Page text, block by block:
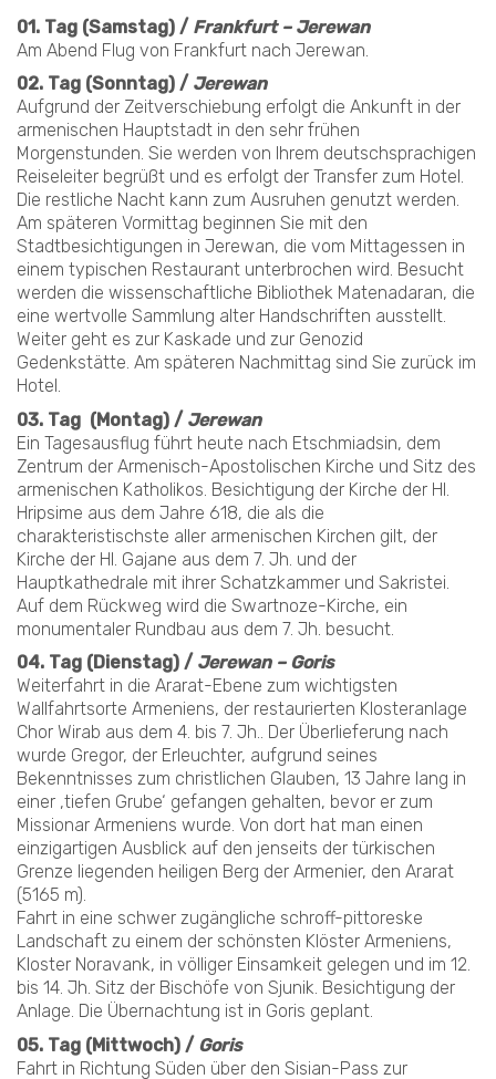
01. Tag (Samstag) / Frankfurt – Jerewan
Am Abend Flug von Frankfurt nach Jerewan.
02. Tag (Sonntag) / Jerewan
Aufgrund der Zeitverschiebung erfolgt die Ankunft in der
armenischen Hauptstadt in den sehr frühen
Morgenstunden. Sie werden von Ihrem deutschsprachigen
Reiseleiter begrüßt und es erfolgt der Transfer zum Hotel.
Die restliche Nacht kann zum Ausruhen genutzt werden.
Am späteren Vormittag beginnen Sie mit den
Stadtbesichtigungen in Jerewan, die vom Mittagessen in
einem typischen Restaurant unterbrochen wird. Besucht
werden die wissenschaftliche Bibliothek Matenadaran, die
eine wertvolle Sammlung alter Handschriften ausstellt.
Weiter geht es zur Kaskade und zur Genozid
Gedenkstätte. Am späteren Nachmittag sind Sie zurück im
Hotel.
03. Tag (Montag) / Jerewan
Ein Tagesausflug führt heute nach Etschmiadsin, dem
Zentrum der Armenisch-Apostolischen Kirche und Sitz des
armenischen Katholikos. Besichtigung der Kirche der Hl.
Hripsime aus dem Jahre 618, die als die
charakteristischste aller armenischen Kirchen gilt, der
Kirche der Hl. Gajane aus dem 7. Jh. und der
Hauptkathedrale mit ihrer Schatzkammer und Sakristei.
Auf dem Rückweg wird die Swartnoze-Kirche, ein
monumentaler Rundbau aus dem 7. Jh. besucht.
04. Tag (Dienstag) / Jerewan – Goris
Weiterfahrt in die Ararat-Ebene zum wichtigsten
Wallfahrtsorte Armeniens, der restaurierten Klosteranlage
Chor Wirab aus dem 4. bis 7. Jh.. Der Überlieferung nach
wurde Gregor, der Erleuchter, aufgrund seines
Bekenntnisses zum christlichen Glauben, 13 Jahre lang in
einer ‚tiefen Grube‘ gefangen gehalten, bevor er zum
Missionar Armeniens wurde. Von dort hat man einen
einzigartigen Ausblick auf den jenseits der türkischen
Grenze liegenden heiligen Berg der Armenier, den Ararat
(5165 m).
Fahrt in eine schwer zugängliche schroff-pittoreske
Landschaft zu einem der schönsten Klöster Armeniens,
Kloster Noravank, in völliger Einsamkeit gelegen und im 12.
bis 14. Jh. Sitz der Bischöfe von Sjunik. Besichtigung der
Anlage. Die Übernachtung ist in Goris geplant.
05. Tag (Mittwoch) / Goris
Fahrt in Richtung Süden über den Sisian-Pass zur